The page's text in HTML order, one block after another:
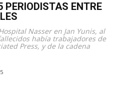
PERIODISTAS ENTRE
Nasser en Jan Yunis, al
había trabajadores de
Press, y de la cadena